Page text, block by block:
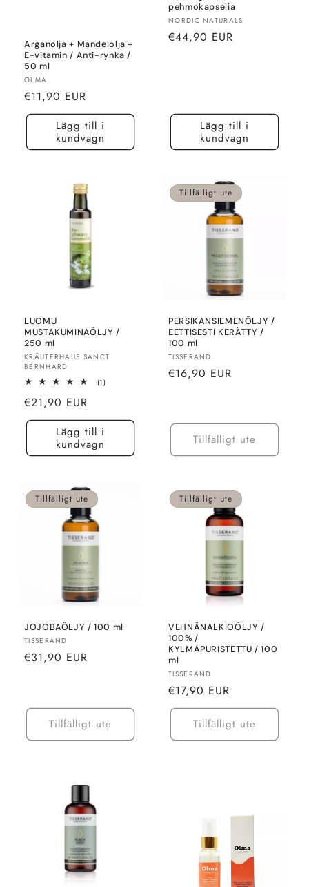
Arganolja + Mandelolja +
E-vitamin / Anti-rynka /
50 ml
Säljare:
OLMA
Normalt
pris
€11,90 EUR
Lägg till i
kundvagn
pehmokapselia
Säljare:
NORDIC NATURALS
Normalt
€44,90 EUR
Lägg till i
kundvagn
LUOMU
MUSTAKUMINAÖLJY /
250 ml
Säljare:
KRÄUTERHAUS SANCT
BERNHARD
(1)1
Normalt
pris
€21,90 EUR
Lägg till i
kundvagn
Tillfälligt ute
PERSIKANSIEMENÖLJY /
EETTISESTI KERÄTTY /
100 ml
Säljare:
TISSERAND
Normalt
€16,90 EUR
Tillfälligt ute
Tillfälligt ute
JOJOBAÖLJY / 100 ml
Säljare:
TISSERAND
Normalt
€31,90 EUR
Tillfälligt ute
Tillfälligt ute
VEHNÄNALKIOÖLJY /
100% /
KYLMÄPURISTETTU / 100
ml
Säljare:
TISSERAND
Normalt
pris
€17,90 EUR
Tillfälligt ute